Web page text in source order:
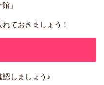
」
ておきましょう！
認しましょう♪